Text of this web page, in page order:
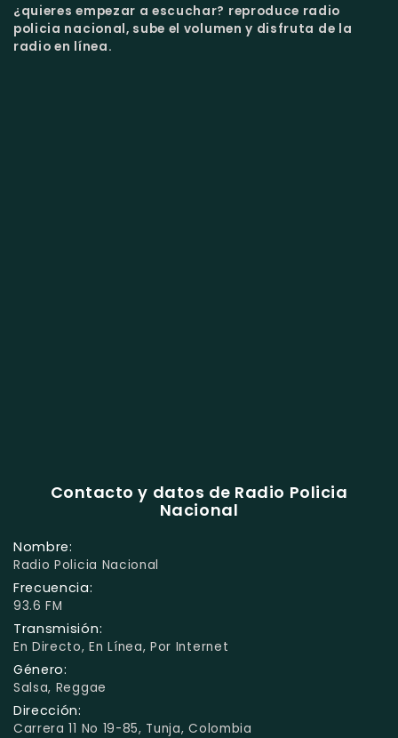
¿quieres empezar a escuchar? reproduce radio
policia nacional, sube el volumen y disfruta de la
radio en línea.
Contacto y datos de Radio Policia
Nacional
Nombre:
Radio Policia Nacional
Frecuencia:
93.6 FM
Transmisión:
En Directo, En Línea, Por Internet
Género:
Salsa, Reggae
Dirección:
Carrera 11 No 19-85, Tunja, Colombia